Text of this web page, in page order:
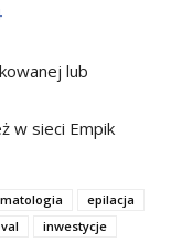
lub
w sieci Empik
epilacja
inwestycje